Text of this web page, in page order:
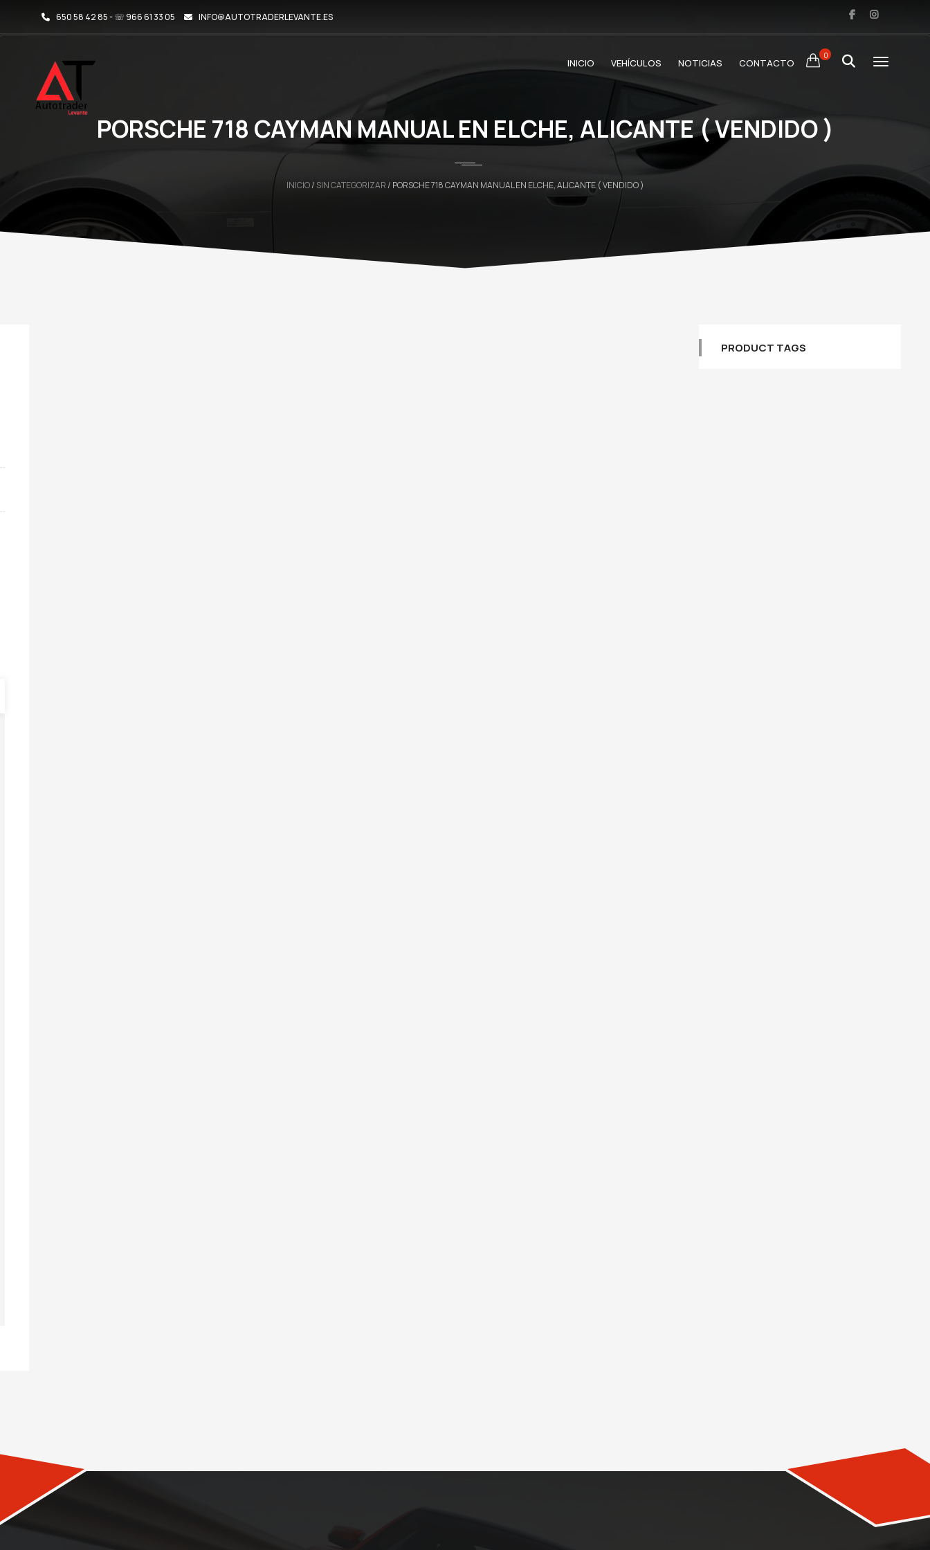
650 58 42 85 - ☏ 966 61 33 05 INFO@AUTOTRADERLEVANTE.ES
0
INICIO VEHÍCULOS NOTICIAS CONTACTO
PORSCHE 718 CAYMAN MANUAL EN ELCHE, ALICANTE ( VENDIDO )
INICIO/ SIN CATEGORIZAR/ PORSCHE 718 CAYMAN MANUAL EN ELCHE, ALICANTE ( VENDIDO )
PRODUCT TAGS